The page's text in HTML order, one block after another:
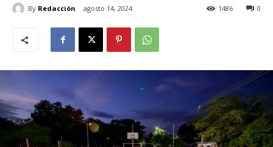
By Redacción agosto 14, 2024 0
1486